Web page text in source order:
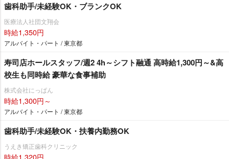
歯科助手/未経験OK・ブランクOK
医療法人社団文翔会
時給1,350円
アルバイト・パート / 東京都
寿司店ホールスタッフ/週2 4h～シフト融通 高時給1,300円～&高
校生も同時給 豪華な食事補助
株式会社にっぱん
時給1,300円～
アルバイト・パート / 東京都
歯科助手/未経験OK・扶養内勤務OK
うえき矯正歯科クリニック
時給1,320円